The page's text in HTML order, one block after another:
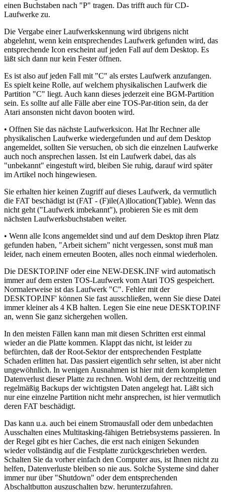
einen Buchstaben nach "P" tragen. Das trifft auch für CD-
Laufwerke zu.
Die Vergabe einer Laufwerkskennung wird übrigens nicht
abgelehnt, wenn kein entsprechendes Laufwerk gefunden wird, das
entsprechende Icon erscheint auf jeden Fall auf dem Desktop. Es
läßt sich dann nur kein Fester öffnen.
Es ist also auf jeden Fall mit "C" als erstes Laufwerk anzufangen.
Es spielt keine Rolle, auf welchem physikalischen Laufwerk die
Partition "C" liegt. Auch kann dieses jederzeit eine BGM-Partition
sein. Es sollte auf alle Fälle aber eine TOS-Par-tition sein, da der
Atari ansonsten nicht davon booten wird.
• Offnen Sie das nächste Laufwerksicon. Hat Ihr Rechner alle
physikalischen Laufwerke wiedergefunden und auf dem Desktop
angemeldet, sollten Sie versuchen, ob sich die einzelnen Laufwerke
auch noch ansprechen lassen. Ist ein Laufwerk dabei, das als
"unbekannt" eingestuft wird, bleiben Sie ruhig, darauf wird später
im Artikel noch hingewiesen.
Sie erhalten hier keinen Zugriff auf dieses Laufwerk, da vermutlich
die FAT beschädigt ist (FAT - (F)ile(A)llocation(T)able). Wenn das
nicht geht ("Laufwerk imbekannt"), probieren Sie es mit dem
nächsten Laufwerksbuchstaben weiter.
• Wenn alle Icons angemeldet sind und auf dem Desktop ihren Platz
gefunden haben, "Arbeit sichern" nicht vergessen, sonst muß man
leider, nach einem erneuten Booten, alles noch einmal wiederholen.
Die DESKTOP.INF oder eine NEW-DESK.INF wird automatisch
immer auf dem ersten TOS-Laufwerk vom Atari TOS gespeichert.
Normalerweise ist das Laufwerk "C". Fehler mit der
DESKTOP.INF' können Sie fast ausschließen, wenn Sie diese Datei
immer kleiner als 4 KB halten. Legen Sie eine neue DESKTOP.INF
an, wenn Sie ganz sichergehen wollen.
In den meisten Fällen kann man mit diesen Schritten erst einmal
wieder an die Platte kommen. Klappt das nicht, ist leider zu
befürchten, daß der Root-Sektor der entsprechenden Festplatte
Schaden erlitten hat. Das passiert eigentlich sehr selten, ist aber nicht
ungewöhnlich. In wenigen Ausnahmen ist hier mit dem kompletten
Datenverlust dieser Platte zu rechnen. Wohl dem, der rechtzeitig und
regelmäßig Backups der wichtigsten Daten angelegt hat. Läßt sich
nur eine einzelne Partition nicht mehr ansprechen, ist hier vermutlich
deren FAT beschädigt.
Das kann u.a. auch bei einem Stromausfall oder dem unbedachten
Ausschalten eines Multitasking-fähigen Betriebsystems passieren. In
der Regel gibt es hier Caches, die erst nach einigen Sekunden
wieder vollständig auf die Festplatte zurückgeschrieben werden.
Schalten Sie da vorher einfach den Computer aus, ist Ihnen nicht zu
helfen, Datenverluste bleiben so nie aus. Solche Systeme sind daher
immer nur über "Shutdown" oder dem entsprechenden
Abschaltbutton auszuschalten bzw. herunterzufahren.